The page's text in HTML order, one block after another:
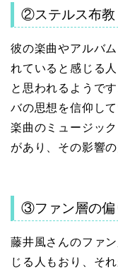
②ステルス布教
彼の楽曲やアルバ
れていると感じる
と思われるようで
バの思想を信仰し
楽曲のミュージッ
があり、その影響
③ファン層の偏
藤井風さんのファ
じる人もおり、そ